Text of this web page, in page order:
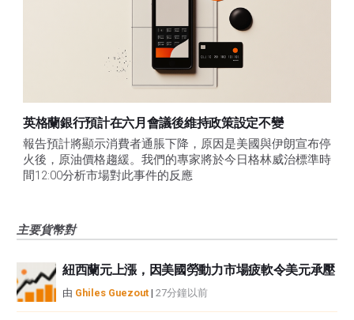
英格蘭銀行預計在六月會議後維持政策設定不變
報告預計將顯示消費者通脹下降，原因是美國與伊朗宣布停
火後，原油價格趨緩。我們的專家將於今日格林威治標準時
間12:00分析市場對此事件的反應
主要貨幣對
紐西蘭元上漲，因美國勞動力市場疲軟令美元承壓
由 Ghiles Guezout | 27分鐘以前